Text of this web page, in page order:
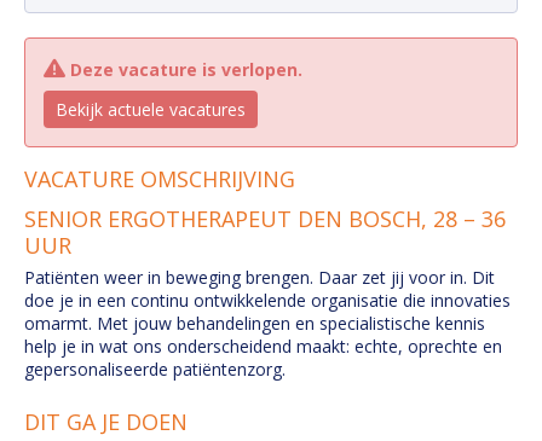
Deze vacature is verlopen.
Bekijk actuele vacatures
VACATURE OMSCHRIJVING
SENIOR ERGOTHERAPEUT DEN BOSCH, 28 – 36
UUR
Patiënten weer in beweging brengen. Daar zet jij voor in. Dit
doe je in een continu ontwikkelende organisatie die innovaties
omarmt. Met jouw behandelingen en specialistische kennis
help je in wat ons onderscheidend maakt: echte, oprechte en
gepersonaliseerde patiëntenzorg.
DIT GA JE DOEN